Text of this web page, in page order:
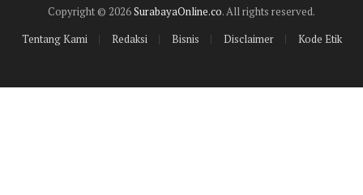
Copyright © 2026SurabayaOnline.co. All rights reserved.
Tentang Kami
Redaksi Bisnis Disclaimer Kode Etik